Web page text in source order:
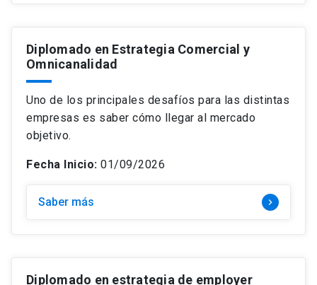
Diplomado en Estrategia Comercial y
Omnicanalidad
Uno de los principales desafíos para las distintas
empresas es saber cómo llegar al mercado
objetivo.
Fecha Inicio: 01/09/2026
Saber más keyboard_arrow_right
Diplomado en estrategia de employer